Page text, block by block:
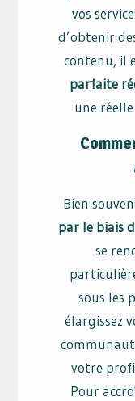
vos
d’obtenir
contenu, il
parfaite
une
Bien
par le biais
se
sous les
élargissez
votre
Pour